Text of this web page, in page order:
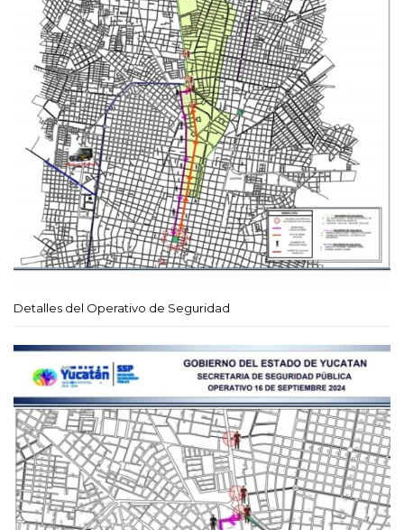
Detalles del Operativo de Seguridad